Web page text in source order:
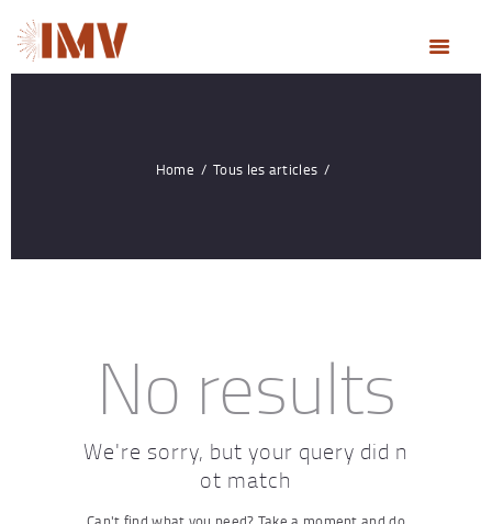
Home Tous les articles
ACCUEIL
NOS MÉTIERS
ACTUALITÉS
No results
We're sorry, but your query did n
ot match